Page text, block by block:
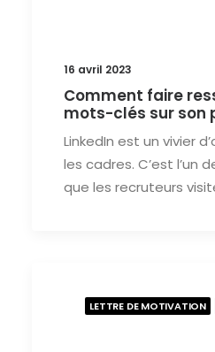
16 avril 2023
Comment faire
mots-clés sur son
LinkedIn est un vivier
les cadres. C’est l’un
que les recruteurs
LETTRE DE MOTIVATION